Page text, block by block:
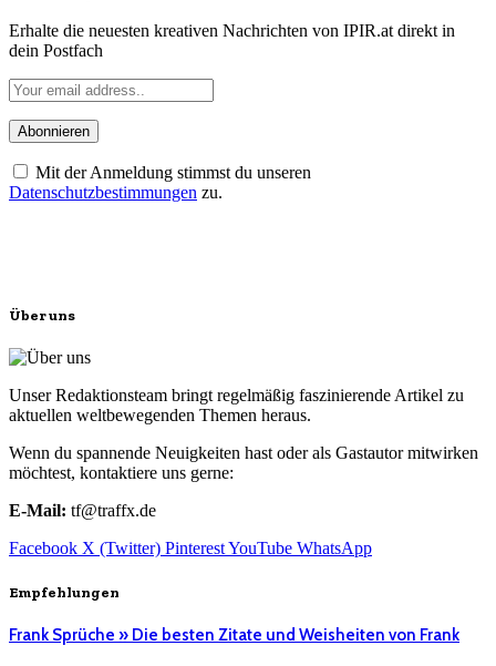
Erhalte die neuesten kreativen Nachrichten von IPIR.at direkt in
dein Postfach
Mit der Anmeldung stimmst du unseren
Datenschutzbestimmungen zu.
Über uns
Unser Redaktionsteam bringt regelmäßig faszinierende Artikel zu
aktuellen weltbewegenden Themen heraus.
Wenn du spannende Neuigkeiten hast oder als Gastautor mitwirken
möchtest, kontaktiere uns gerne:
E-Mail: tf@traffx.de
Facebook X (Twitter) PinterestYouTube WhatsApp
Empfehlungen
Frank Sprüche » Die besten Zitate und Weisheiten von Frank